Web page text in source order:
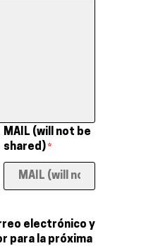
MAIL (will not be
shared) *
electrónico y
para la próxima